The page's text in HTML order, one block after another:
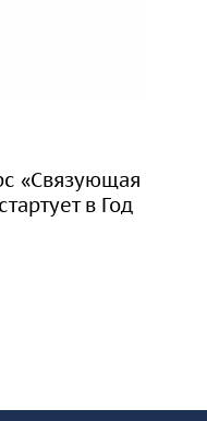
«Связующая
в Год